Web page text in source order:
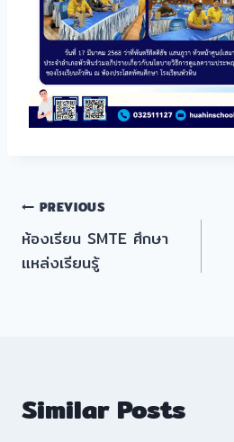
แนะแนว
เรื่อง
PREVIOUS
ห้องเรียน SMTE ศึกษา
แหล่งเรียนรู้
Similar Posts